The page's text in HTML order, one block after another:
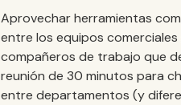
Aprovechar herramientas
entre los equipos
compañeros de trabajo que
reunión de 30 minutos para
entre departamentos (y